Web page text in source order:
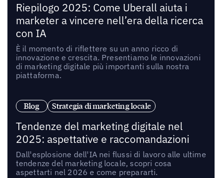
Riepilogo 2025: Come Uberall aiuta i
marketer a vincere nell’era della ricerca
con IA
È il momento di riflettere su un anno ricco di
innovazione e crescita. Presentiamo le innovazioni
di marketing digitale più importanti sulla nostra
piattaforma.
Blog Strategia di marketing locale
Tendenze del marketing digitale nel
2025: aspettative e raccomandazioni
Dall'esplosione dell'IA nei flussi di lavoro alle ultime
tendenze del marketing locale, scopri cosa
aspettarti nel 2026 e come prepararti.